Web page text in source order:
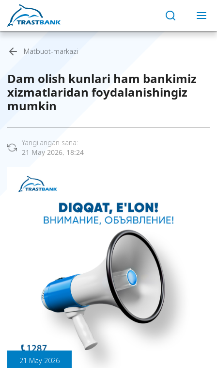
Matbuot-markazi
Dam olish kunlari ham bankimiz
xizmatlaridan foydalanishingiz
mumkin
Yangilangan sana:
21 May 2026, 18:24
21 May 2026